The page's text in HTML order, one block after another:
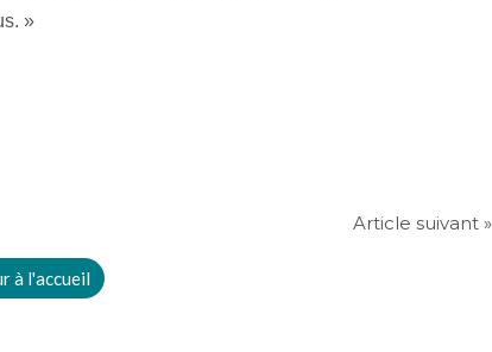
»
Article suivant »
à l'accueil